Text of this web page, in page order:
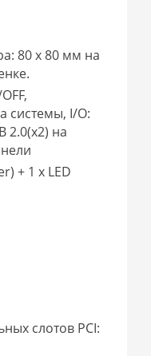
80 x 80 мм на
системы, I/O:
2.0(x2) на
+ 1 x LED
слотов PCI: